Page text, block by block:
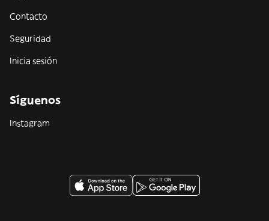
Contacto
Seguridad
Inicia sesión
Síguenos
Instagram